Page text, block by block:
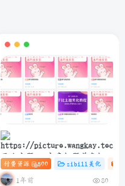
# C # 设计
子比主题 – 文章标题前角标扫
光样式[优化版]
付费资源 500 zibill美化
1年前 80